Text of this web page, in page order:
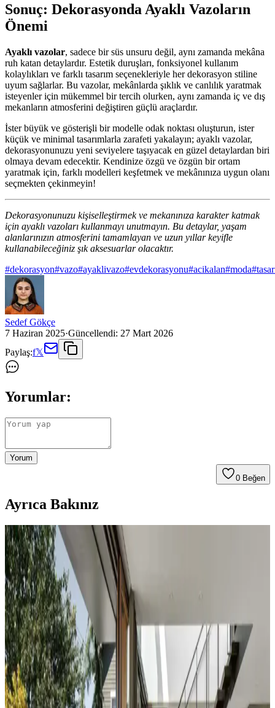
Sonuç: Dekorasyonda Ayaklı Vazoların
Önemi
Ayaklı vazolar, sadece bir süs unsuru değil, aynı zamanda mekâna
ruh katan detaylardır. Estetik duruşları, fonksiyonel kullanım
kolaylıkları ve farklı tasarım seçenekleriyle her dekorasyon stiline
uyum sağlarlar. Bu vazolar, mekânlarda şıklık ve canlılık yaratmak
isteyenler için mükemmel bir tercih olurken, aynı zamanda iç ve dış
mekanların atmosferini değiştiren güçlü araçlardır.
İster büyük ve gösterişli bir modelle odak noktası oluşturun, ister
küçük ve minimal tasarımlarla zarafeti yakalayın; ayaklı vazolar,
dekorasyonunuzu yeni seviyelere taşıyacak en güzel detaylardan biri
olmaya devam edecektir. Kendinize özgü ve özgün bir ortam
yaratmak için, farklı modelleri keşfetmek ve mekânınıza uygun olanı
seçmekten çekinmeyin!
Dekorasyonunuzu kişiselleştirmek ve mekanınıza karakter katmak
için ayaklı vazoları kullanmayı unutmayın. Bu detaylar, yaşam
alanlarınızın atmosferini tamamlayan ve uzun yıllar keyifle
kullanabileceğiniz şık aksesuarlar olacaktır.
#dekorasyon#vazo#ayaklivazo#evdekorasyonu#acikalan#moda#
Sedef Gökçe
7 Haziran 2025·Güncellendi: 27 Mart 2026
Paylaş:f𝕏
Yorumlar:
Yorum
0 Beğen
Ayrıca Bakınız
Koltuk ve Aksesuar Sandalyelerde Renk Uyumu ve
Dekorasyonda Görsel Denge Sağlama Yöntemleri
Koltuk ve aksesuar sandalyelerde renk uyumsuzluğu görsel rekabete
yol açabilir. Halı, perde, yastık ve mobilya yerleşimi ile renkler
dengelenerek mekanın estetik bütünlüğü sağlanır.
Duvar Rengiyle Uyumlu Perde Seçimi: Yeşil,
Turuncu ve Kahverenginin Mekâna Etkisi
Duvar rengine uyumlu perde seçimi, mekânın atmosferini belirler.
Yeşil tonlar doğal sakinlik sunarken, turuncu ve kahverengi sıcaklık
katar. Kalın keten ve karartma perdeler ışık kontrolünde avantaj
sağlar.